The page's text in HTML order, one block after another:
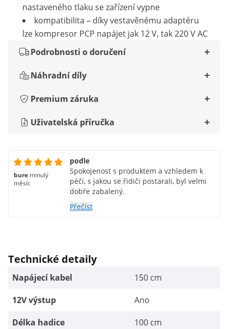
nastaveného tlaku se zařízení vypne
kompatibilita – díky vestavěnému adaptéru
lze kompresor PCP napájet jak 12 V, tak 220 V AC
Podrobnosti o doručení
Náhradní díly
Premium záruka
Uživatelská příručka
bure minulý
měsíc
podle
Spokojenost s produktem a vzhledem k
péči, s jakou se řidiči postarali, byl velmi
dobře zabalený.
Přečíst
Technické detaily
Napájecí kabel
150 cm
12V výstup
Ano
Délka hadice
100 cm